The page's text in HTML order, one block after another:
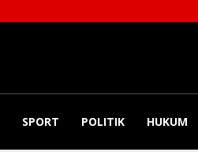
SPORT POLITIK HUKUM